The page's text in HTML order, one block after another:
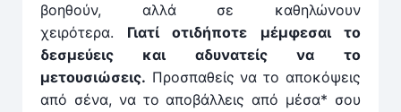
βοηθούν, αλλά σε καθηλώνουν
χειρότερα. Γιατί οτιδήποτε μέμφεσαι το
δεσμεύεις και αδυνατείς να το
μετουσιώσεις. Προσπαθείς να το αποκόψεις
από σένα, να το αποβάλλεις από μέσα* σου